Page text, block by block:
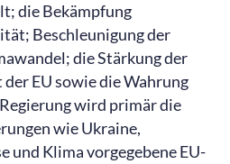
die Bekämpfung
Beschleunigung der
die Stärkung der
EU sowie die Wahrung
wird primär die
wie Ukraine,
und Klima vorgegebene EU-